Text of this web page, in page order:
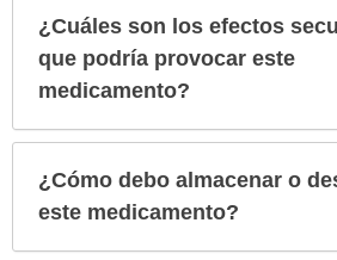
¿Cuáles son los efectos
que podría provocar este
medicamento?
¿Cómo debo almacenar o
este medicamento?